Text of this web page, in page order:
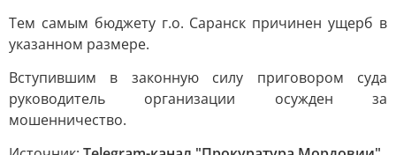
Тем самым бюджету г.о. Саранск причинен ущерб в
указанном размере.
Вступившим в законную силу приговором суда
руководитель организации осужден за
мошенничество.